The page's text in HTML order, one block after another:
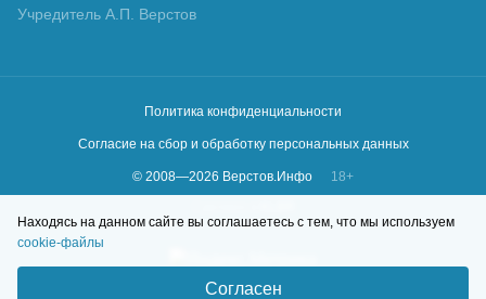
Учредитель А.П. Верстов
Политика конфиденциальности
Согласие на сбор и обработку персональных данных
© 2008—2026 Верстов.Инфо
18+
Находясь на данном сайте вы соглашаетесь с тем, что мы используем
cookie-файлы
Согласен